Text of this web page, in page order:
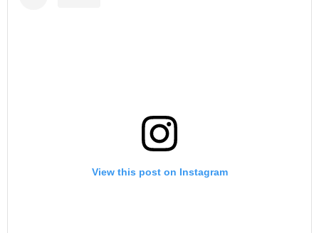
View this post on Instagram